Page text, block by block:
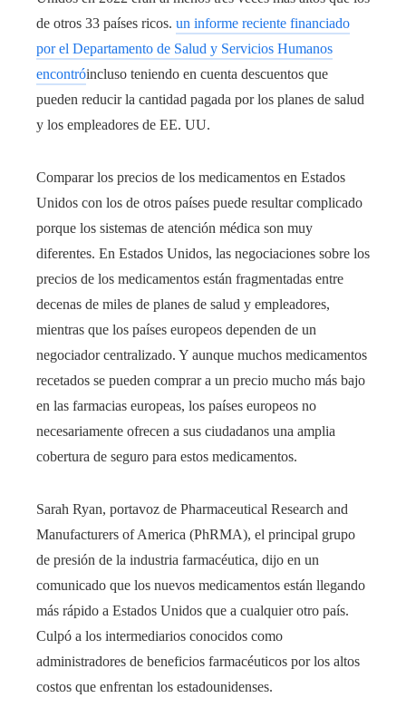
de otros 33 países ricos. un informe reciente financiado
por el Departamento de Salud y Servicios Humanos
encontróincluso teniendo en cuenta descuentos que
pueden reducir la cantidad pagada por los planes de salud
y los empleadores de EE. UU.
Comparar los precios de los medicamentos en Estados
Unidos con los de otros países puede resultar complicado
porque los sistemas de atención médica son muy
diferentes. En Estados Unidos, las negociaciones sobre los
precios de los medicamentos están fragmentadas entre
decenas de miles de planes de salud y empleadores,
mientras que los países europeos dependen de un
negociador centralizado. Y aunque muchos medicamentos
recetados se pueden comprar a un precio mucho más bajo
en las farmacias europeas, los países europeos no
necesariamente ofrecen a sus ciudadanos una amplia
cobertura de seguro para estos medicamentos.
Sarah Ryan, portavoz de Pharmaceutical Research and
Manufacturers of America (PhRMA), el principal grupo
de presión de la industria farmacéutica, dijo en un
comunicado que los nuevos medicamentos están llegando
más rápido a Estados Unidos que a cualquier otro país.
Culpó a los intermediarios conocidos como
administradores de beneficios farmacéuticos por los altos
costos que enfrentan los estadounidenses.